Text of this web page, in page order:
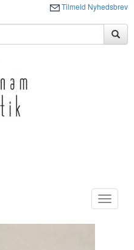
Tilmeld Nyhedsbrev
Toggle